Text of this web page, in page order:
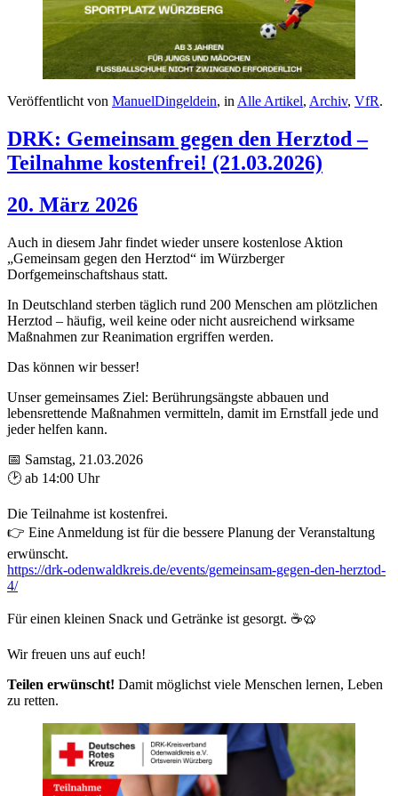
Veröffentlicht von ManuelDingeldein, in Alle Artikel, Archiv, VfR.
DRK: Gemeinsam gegen den Herztod –
Teilnahme kostenfrei! (21.03.2026)
20. März 2026
Auch in diesem Jahr findet wieder unsere kostenlose Aktion
„Gemeinsam gegen den Herztod“ im Würzberger
Dorfgemeinschaftshaus statt.
In Deutschland sterben täglich rund 200 Menschen am plötzlichen
Herztod – häufig, weil keine oder nicht ausreichend wirksame
Maßnahmen zur Reanimation ergriffen werden.
Das können wir besser!
Unser gemeinsames Ziel: Berührungsängste abbauen und
lebensrettende Maßnahmen vermitteln, damit im Ernstfall jede und
jeder helfen kann.
📅 Samstag, 21.03.2026
🕑 ab 14:00 Uhr
Die Teilnahme ist kostenfrei.
👉 Eine Anmeldung ist für die bessere Planung der Veranstaltung
erwünscht.
https://drk-odenwaldkreis.de/events/gemeinsam-gegen-den-herztod-
4/
Für einen kleinen Snack und Getränke ist gesorgt. ☕🥨
Wir freuen uns auf euch!
Teilen erwünscht! Damit möglichst viele Menschen lernen, Leben
zu retten.